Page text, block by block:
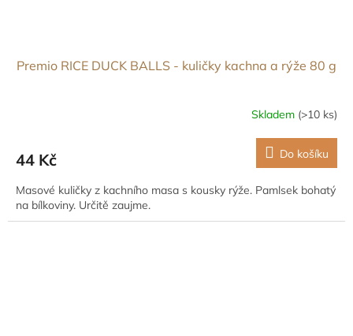
Premio RICE DUCK BALLS - kuličky kachna a rýže 80 g
Skladem (>10 ks)
44 Kč Do košíku
Masové kuličky z kachního masa s kousky rýže. Pamlsek bohatý
na bílkoviny. Určitě zaujme.